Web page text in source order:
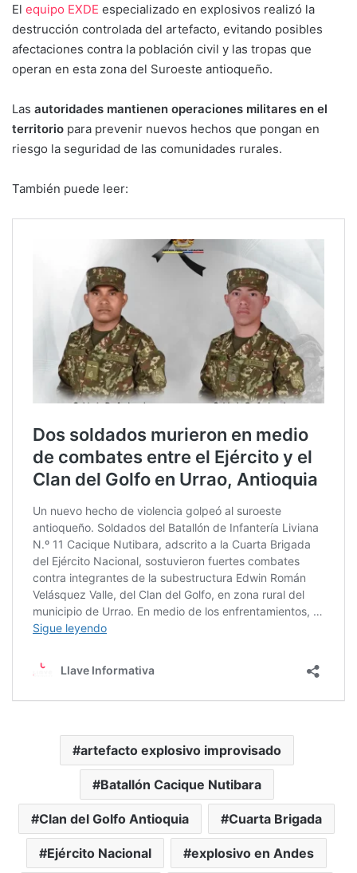
El equipo EXDE especializado en explosivos realizó la
destrucción controlada del artefacto, evitando posibles
afectaciones contra la población civil y las tropas que
operan en esta zona del Suroeste antioqueño.
Las autoridades mantienen operaciones militares en el
territorio para prevenir nuevos hechos que pongan en
riesgo la seguridad de las comunidades rurales.
También puede leer:
artefacto explosivo improvisado
Batallón Cacique Nutibara
Clan del Golfo Antioquia Cuarta Brigada
Ejército Nacional explosivo en Andes